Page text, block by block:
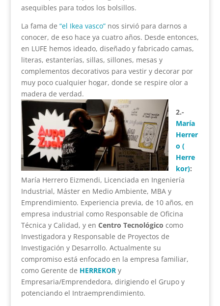
asequibles para todos los bolsillos.
La fama de “el Ikea vasco”nos sirvió para darnos a
conocer, de eso hace ya cuatro años. Desde entonces,
en LUFE hemos ideado, diseñado y fabricado camas,
literas, estanterías, sillas, sillones, mesas y
complementos decorativos para vestir y decorar por
muy poco cualquier hogar, donde se respire olor a
madera de verdad.
2.-
María
Herrer
o (
Herre
kor):
María Herrero Eizmendi, Licenciada en Ingeniería
Industrial, Máster en Medio Ambiente, MBA y
Emprendimiento. Experiencia previa, de 10 años, en
empresa industrial como Responsable de Oficina
Técnica y Calidad, y en Centro Tecnológico como
Investigadora y Responsable de Proyectos de
Investigación y Desarrollo. Actualmente su
compromiso está enfocado en la empresa familiar,
como Gerente de HERREKORy
Empresaria/Emprendedora, dirigiendo el Grupo y
potenciando el Intraemprendimiento.